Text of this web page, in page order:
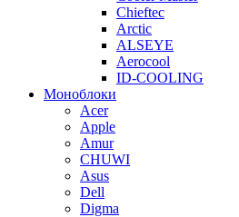
Chieftec
Arctic
ALSEYE
Aerocool
ID-COOLING
Моноблоки
Acer
Apple
Amur
CHUWI
Asus
Dell
Digma